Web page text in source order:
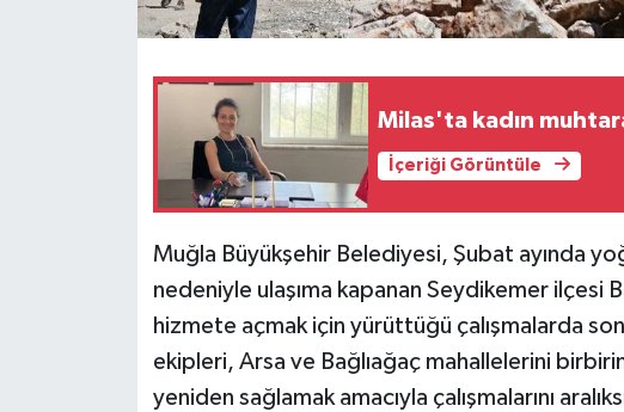
Milas'ta kadın
İçeriği Görüntüle
Muğla Büyükşehir Belediyesi, Şubat ayında
nedeniyle ulaşıma kapanan Seydikemer ilçesi
hizmete açmak için yürüttüğü çalışmalarda
ekipleri, Arsa ve Bağlıağaç mahallelerini
yeniden sağlamak amacıyla çalışmalarını